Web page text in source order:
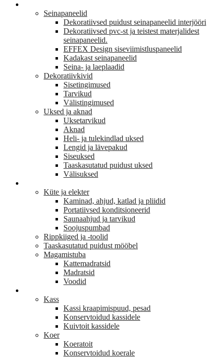
Seinapaneelid
Dekoratiivsed puidust seinapaneelid interjööri
Dekoratiivsed pvc-st ja teistest materjalidest
seinapaneelid.
EFFEX Design siseviimistluspaneelid
Kadakast seinapaneelid
Seina- ja laeplaadid
Dekoratiivkivid
Sisetingimused
Tarvikud
Välistingimused
Uksed ja aknad
Uksetarvikud
Aknad
Heli- ja tulekindlad uksed
Lengid ja lävepakud
Siseuksed
Taaskasutatud puidust uksed
Välisuksed
Küte ja elekter
Kaminad, ahjud, katlad ja pliidid
Portatiivsed konditsioneerid
Saunaahjud ja tarvikud
Soojuspumbad
Rippkiiged ja -toolid
Taaskasutatud puidust mööbel
Magamistuba
Kattemadratsid
Madratsid
Voodid
Kass
Kassi kraapimispuud, pesad
Konservtoidud kassidele
Kuivtoit kassidele
Koer
Koeratoit
Konservtoidud koerale